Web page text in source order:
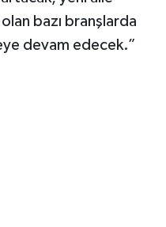
bazı branşlarda
devam edecek.”